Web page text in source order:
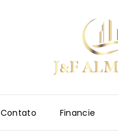
Contato Financie